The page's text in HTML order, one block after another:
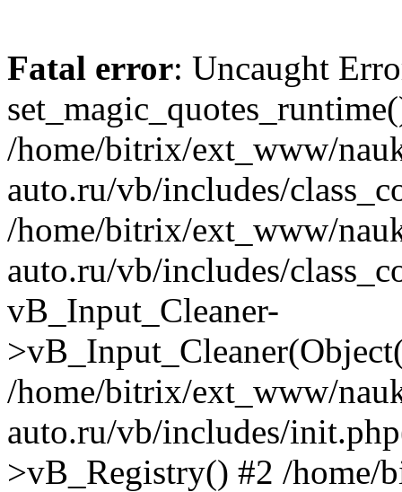
Fatal error: Uncaught
/home/bitrix/ext_www/
auto.ru/vb/includes/
/home/bitrix/ext_www/
auto.ru/vb/includes/
vB_Input_Cleaner-
/home/bitrix/ext_www/
auto.ru/vb/includes/
>vB_Registry() #2 /home/